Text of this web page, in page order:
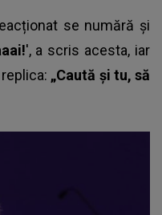
se numără și
', a scris acesta, iar
„Caută și tu, să